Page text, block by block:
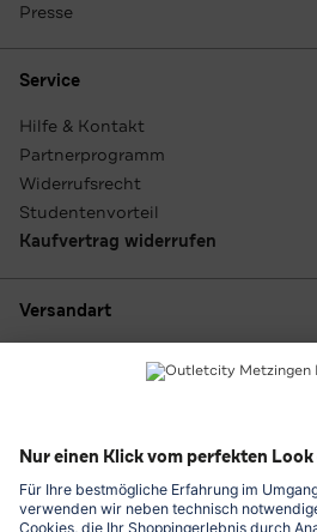
Presse
Service
Hilfe & Kontakt
Partnerprogramm
Widerrufsrecht
Studentenvorteil
Kaufvertrag widerrufen
Versandart